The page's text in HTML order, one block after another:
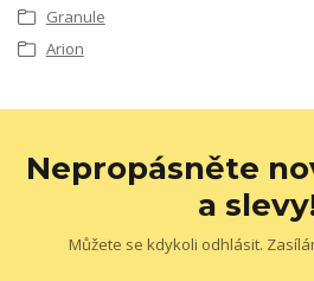
Granule
Arion
Nepropásněte
a
Můžete se kdykoli odhlásit.